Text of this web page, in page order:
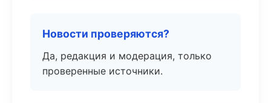
Новости проверяются?
Да, редакция и модерация, только
проверенные источники.